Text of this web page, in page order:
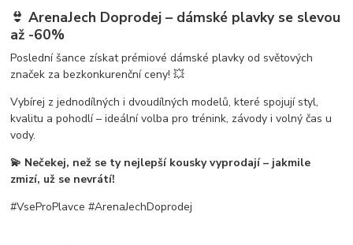
👙 ArenaJech Doprodej – dámské plavky se slevou
až -60%
Poslední šance získatprémiové dámské plavky od světových
značek zabezkonkurenční ceny! 💥
Vybírej zjednodílných i dvoudílných modelů, které spojují styl,
kvalitu a pohodlí – ideální volba pro trénink, závody i volný čas u
vody.
💫 Nečekej, než se ty nejlepší kousky vyprodají – jakmile
zmizí, už se nevrátí!
#VseProPlavce #ArenaJechDoprodej